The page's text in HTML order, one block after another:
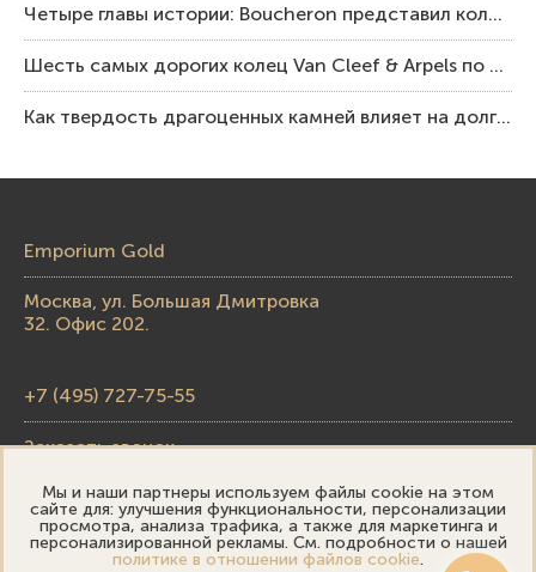
Четыре главы истории: Boucheron представил коллекцию «Nom: Boucheron, Prénom: Frédéric»
Шесть самых дорогих колец Van Cleef & Arpels по итогам аукционов Sotheby’s
Как твердость драгоценных камней влияет на долговечность ювелирных изделий
Emporium Gold
Москва, ул. Большая Дмитровка
32. Офис 202.
+7 (495) 727-75-55
Заказать звонок
skupka@emporiumgold.com
sale@emporiumgold.com
Мы и наши партнеры используем файлы cookie на этом
сайте для: улучшения функциональности, персонализации
просмотра, анализа трафика, а также для маркетинга и
персонализированной рекламы. См. подробности о нашей
политике в отношении файлов cookie.